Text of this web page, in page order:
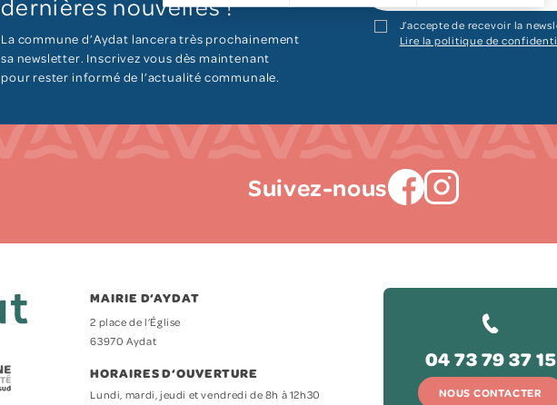
dernières nouvelles !
La commune d’Aydat lancera très prochainement
sa newsletter. Inscrivez vous dès maintenant
pour rester informé de l’actualité communale.
J’accepte de recevoir la
Lire la politique de
Suivez-nous
MAIRIE D‘AYDAT
2 place de l’Église
63970 Aydat
HORAIRES D‘OUVERTURE
Lundi, mardi, jeudi et vendredi de 8h à 12h30
04 73 79 37 15
NOUS CONTACTER